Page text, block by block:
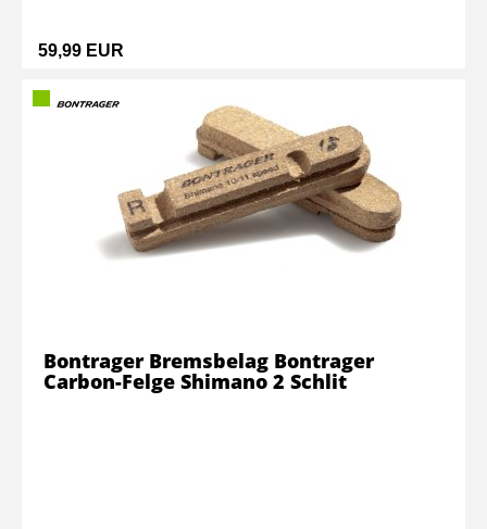
59,99 EUR
Bontrager Bremsbelag Bontrager
Carbon-Felge Shimano 2 Schlit